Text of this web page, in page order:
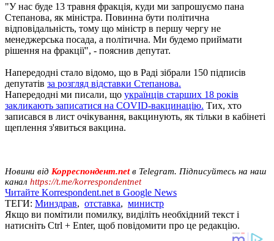
"У нас буде 13 травня фракція, куди ми запрошуємо пана
Степанова, як міністра. Повинна бути політична
відповідальність, тому що міністр в першу чергу не
менеджерська посада, а політична. Ми будемо приймати
рішення на фракції", - пояснив депутат.
Напередодні стало відомо, що в Раді зібрали 150 підписів
депутатів за розгляд відставки Степанова.
Напередодні ми писали, що українців старших 18 років
закликають записатися на COVID-вакцинацію. Тих, хто
записався в лист очікування, вакцинують, як тільки в кабінеті
щеплення з'явиться вакцина.
Новини від Корреспондент.netв Telegram. Підписуйтесь на наш
канал https://t.me/korrespondentnet
Читайте Korrespondent.net в Google News
ТЕГИ: Минздрав, отставка, министр
Якщо ви помітили помилку, виділіть необхідний текст і
натисніть Ctrl + Enter, щоб повідомити про це редакцію.